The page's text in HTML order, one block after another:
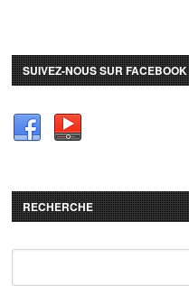
SUIVEZ-NOUS SUR FACEBOOK
RECHERCHE